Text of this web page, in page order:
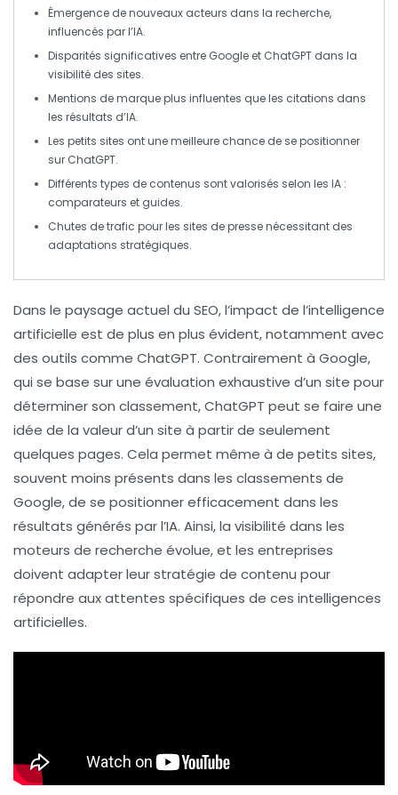
Émergence denouveaux acteurs dans la recherche,
influencés parl’IA.
Disparités significatives entre Google et ChatGPT dans la
visibilité des sites.
Mentions de marqueplus influentes que les citations dans
les résultats d’IA.
Les petits sites ont unemeilleure chance de se positionner
sur ChatGPT.
Différents types de contenus sont valorisés selon les IA :
comparateurs et guides.
Chutes detrafic pour les sites de presse nécessitant des
adaptations stratégiques.
Dans le paysage actuel du SEO, l’impact de l’intelligence
artificielle est de plus en plus évident, notamment avec
des outils comme ChatGPT. Contrairement à Google,
qui se base sur une évaluation exhaustive d’un site pour
déterminer son classement, ChatGPT peut se faire une
idée de la valeur d’un site à partir de seulement
quelques pages. Cela permet même à de petits sites,
souvent moins présents dans les classements de
Google, de se positionner efficacement dans les
résultats générés par l’IA. Ainsi, la visibilité dans les
moteurs de recherche évolue, et les entreprises
doivent adapter leur stratégie de contenu pour
répondre aux attentes spécifiques de ces intelligences
artificielles.